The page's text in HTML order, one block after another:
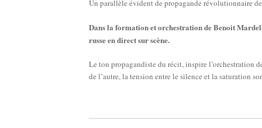
Un parallèle évident de propagande révolutionnaire
Dans la formation et orchestration de Benoit
russe en direct sur scène.
Le ton propagandiste du récit, inspire l’orchestration
de l’autre, la tension entre le silence et la saturation